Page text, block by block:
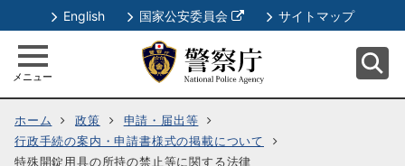
English 国家公安委員会
別
ウ
ィ
ン
ド
で
サイトマップ
メニュー
ホーム 政策
申請・届出等
行政手続の案内・申請書様式の掲載について
特殊開錠用具の所持の禁止等に関する法律